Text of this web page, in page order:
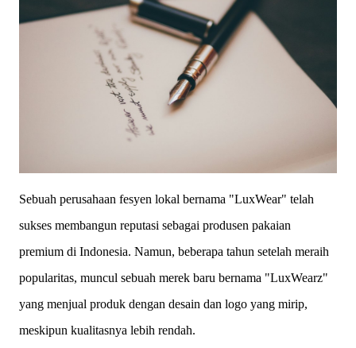
Sebuah perusahaan fesyen lokal bernama "LuxWear" telah
sukses membangun reputasi sebagai produsen pakaian
premium di Indonesia. Namun, beberapa tahun setelah meraih
popularitas, muncul sebuah merek baru bernama "LuxWearz"
yang menjual produk dengan desain dan logo yang mirip,
meskipun kualitasnya lebih rendah.